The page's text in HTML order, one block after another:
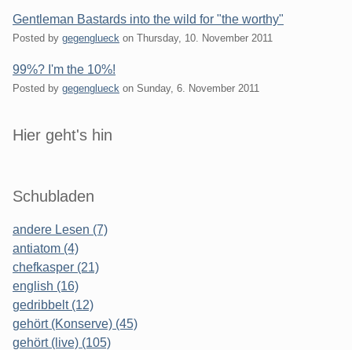
Gentleman Bastards into the wild for "the worthy"
Posted by gegenglueck on Thursday, 10. November 2011
99%? I'm the 10%!
Posted by gegenglueck on Sunday, 6. November 2011
Sidebar
Hier geht's hin
Schubladen
andere Lesen (7)
antiatom (4)
chefkasper (21)
english (16)
gedribbelt (12)
gehört (Konserve) (45)
gehört (live) (105)